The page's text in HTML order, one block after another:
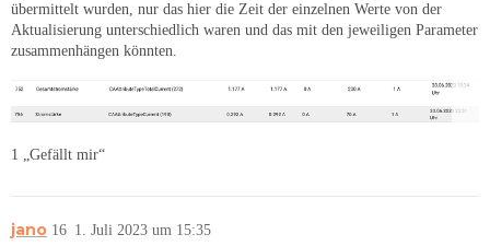
übermittelt wurden, nur das hier die Zeit der einzelnen Werte von der
Aktualisierung unterschiedlich waren und das mit den jeweiligen Parameter
zusammenhängen könnten.
1 „Gefällt mir“
jano 1. Juli 2023 um 15:35
16